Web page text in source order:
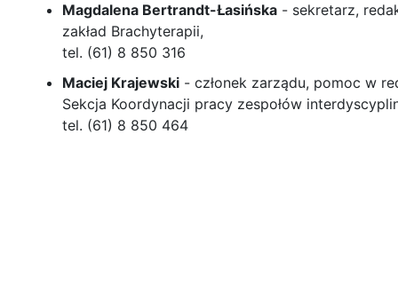
Magdalena Bertrandt-Łasińska - sekretarz,
zakład Brachyterapii,
tel. (61) 8 850 316
Maciej Krajewski - członek zarządu, pomoc w
Sekcja Koordynacji pracy zespołów
tel. (61) 8 850 464